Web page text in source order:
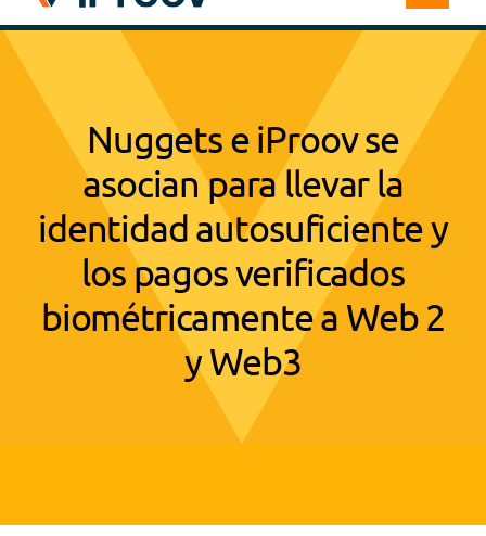
Nuggets e iProov se
asocian para llevar la
identidad autosuficiente y
los pagos verificados
biométricamente a Web 2
y Web3